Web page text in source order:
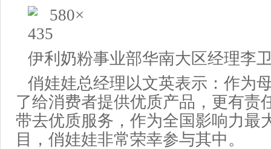
伊利奶粉事业部华南大区经理李
俏娃娃总经理以文英表示 ： 作为
了给消费者提供优质产品，更有责
带去优质服务， 作为全国影响力最
目， 俏娃娃非常荣幸参与其中。